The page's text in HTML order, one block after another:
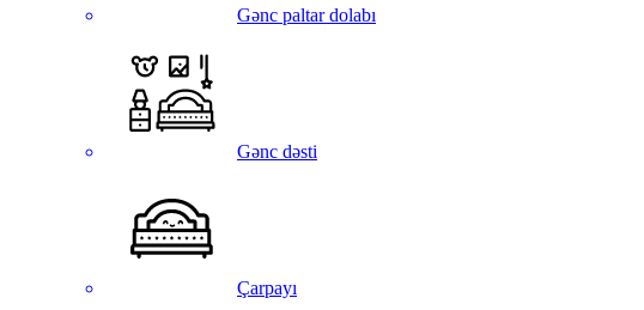
Gənc paltar dolabı
Gənc dəsti
Çarpayı